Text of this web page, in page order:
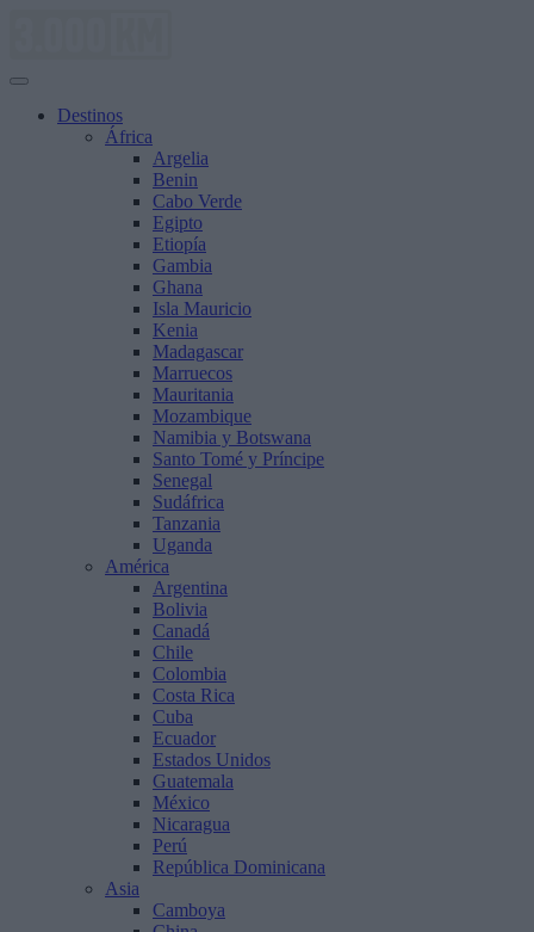
Destinos
África
Argelia
Benin
Cabo Verde
Egipto
Etiopía
Gambia
Ghana
Isla Mauricio
Kenia
Madagascar
Marruecos
Mauritania
Mozambique
Namibia y Botswana
Santo Tomé y Príncipe
Senegal
Sudáfrica
Tanzania
Uganda
América
Argentina
Bolivia
Canadá
Chile
Colombia
Costa Rica
Cuba
Ecuador
Estados Unidos
Guatemala
México
Nicaragua
Perú
República Dominicana
Asia
Camboya